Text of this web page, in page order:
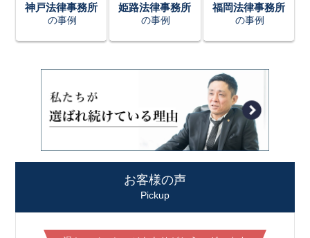
神戸法律事務所
の事例
姫路法律事務所
の事例
福岡法律事務所
の事例
お客様の声
Pickup